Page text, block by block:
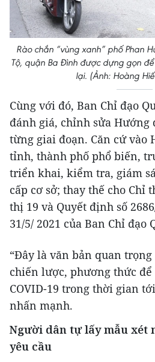
Rào chắn “vùng xanh” phố Phan
Tộ, quận Ba Đình được dựng gọn
lại. (Ảnh: Hoàng
Cùng với đó, Ban Chỉ đạo
đánh giá, chỉnh sửa Hướng
từng giai đoạn. Căn cứ vào
tỉnh, thành phố phổ biến,
triển khai, kiểm tra, giám
cấp cơ sở; thay thế cho Chỉ
thị 19 và Quyết định số
31/5/ 2021 của Ban Chỉ đạo
“Đây là văn bản quan
chiến lược, phương thức
COVID-19 trong thời gian
nhấn mạnh.
Người dân tự lấy mẫu xét
yêu cầu